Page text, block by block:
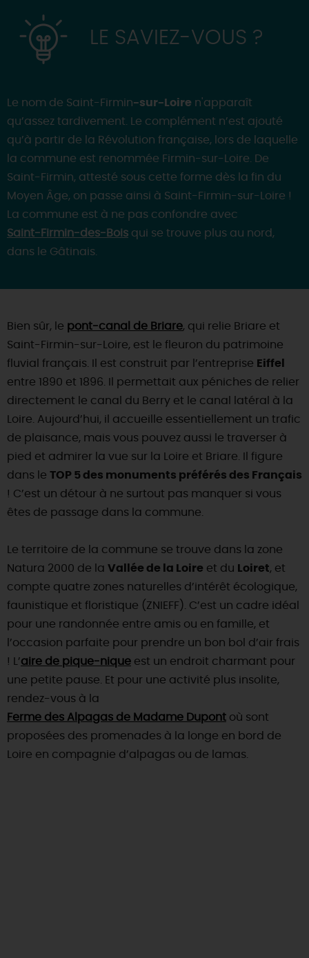
LE SAVIEZ-VOUS ?
Le nom de Saint-Firmin-sur-Loire n'apparaît
qu’assez tardivement. Le complément n’est ajouté
qu’à partir de la Révolution française, lors de laquelle
la commune est renommée Firmin-sur-Loire. De
Saint-Firmin, attesté sous cette forme dès la fin du
Moyen Âge, on passe ainsi à Saint-Firmin-sur-Loire !
La commune est à ne pas confondre avec
Saint-Firmin-des-Bois qui se trouve plus au nord,
dans le Gâtinais.
Bien sûr, le pont-canal de Briare, qui relie Briare et
Saint-Firmin-sur-Loire, est le fleuron du patrimoine
fluvial français. Il est construit par l’entreprise Eiffel
entre 1890 et 1896. Il permettait aux péniches de relier
directement le canal du Berry et le canal latéral à la
Loire. Aujourd’hui, il accueille essentiellement un trafic
de plaisance, mais vous pouvez aussi le traverser à
pied et admirer la vue sur la Loire et Briare. Il figure
dans le TOP 5 des monuments préférés des Français
! C’est un détour à ne surtout pas manquer si vous
êtes de passage dans la commune.
Le territoire de la commune se trouve dans la zone
Natura 2000 de la Vallée de la Loire et du Loiret, et
compte quatre zones naturelles d’intérêt écologique,
faunistique et floristique (ZNIEFF). C’est un cadre idéal
pour une randonnée entre amis ou en famille, et
l’occasion parfaite pour prendre un bon bol d’air frais
! L’aire de pique-nique est un endroit charmant pour
une petite pause. Et pour une activité plus insolite,
rendez-vous à la
Ferme des Alpagas de Madame Dupont où sont
proposées des promenades à la longe en bord de
Loire en compagnie d’alpagas ou de lamas.